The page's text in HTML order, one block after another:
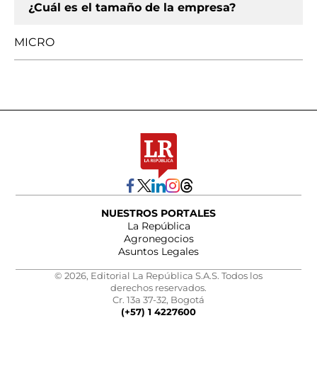
¿Cuál es el tamaño de la empresa?
MICRO
NUESTROS PORTALES
La República
Agronegocios
Asuntos Legales
© 2026, Editorial La República S.A.S. Todos los
derechos reservados.
Cr. 13a 37-32, Bogotá
(+57) 1 4227600